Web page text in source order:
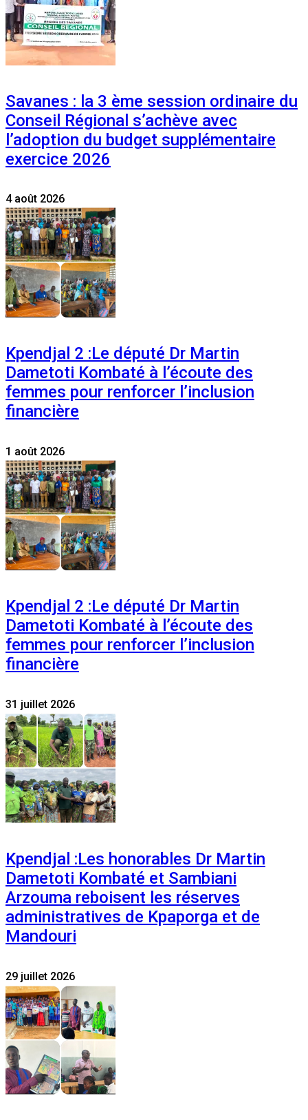
Savanes : la 3 ème session ordinaire du
Conseil Régional s’achève avec
l’adoption du budget supplémentaire
exercice 2026
4 août 2026
Kpendjal 2 :Le député Dr Martin
Dametoti Kombaté à l’écoute des
femmes pour renforcer l’inclusion
financière
1 août 2026
Kpendjal 2 :Le député Dr Martin
Dametoti Kombaté à l’écoute des
femmes pour renforcer l’inclusion
financière
31 juillet 2026
Kpendjal :Les honorables Dr Martin
Dametoti Kombaté et Sambiani
Arzouma reboisent les réserves
administratives de Kpaporga et de
Mandouri
29 juillet 2026